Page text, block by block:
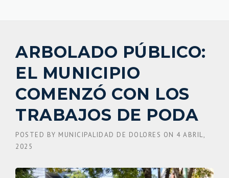
ARBOLADO PÚBLICO:
EL MUNICIPIO
COMENZÓ CON LOS
TRABAJOS DE PODA
POSTED BY MUNICIPALIDAD DE DOLORES ON 4 ABRIL,
2025